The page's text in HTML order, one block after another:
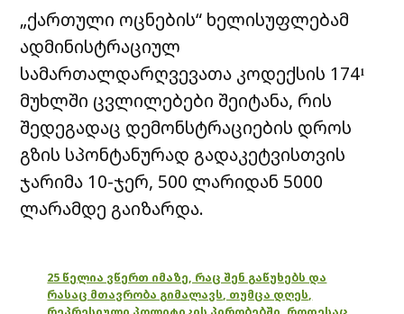
„ქართული ოცნების“ ხელისუფლებამ
ადმინისტრაციულ
სამართალდარღვევათა კოდექსის 174¹
მუხლში ცვლილებები შეიტანა, რის
შედეგადაც დემონსტრაციების დროს
გზის სპონტანურად გადაკეტვისთვის
ჯარიმა 10-ჯერ, 500 ლარიდან 5000
ლარამდე გაიზარდა.
25 წელია ვწერთ იმაზე, რაც შენ გაწუხებს და
რასაც მთავრობა გიმალავს, თუმცა დღეს,